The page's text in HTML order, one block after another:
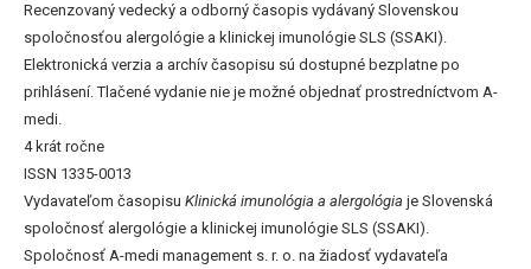
Recenzovaný vedecký a odborný časopis vydávaný Slovenskou
spoločnosťou alergológie a klinickej imunológie SLS (SSAKI).
Elektronická verzia a archív časopisu sú dostupné bezplatne po
prihlásení. Tlačené vydanie nie je možné objednať prostredníctvom A-
medi.
4 krát ročne
ISSN 1335-0013
Vydavateľom časopisu Klinická imunológia a alergológia je Slovenská
spoločnosť alergológie a klinickej imunológie SLS (SSAKI).
Spoločnosť A-medi management s. r. o. na žiadosť vydavateľa